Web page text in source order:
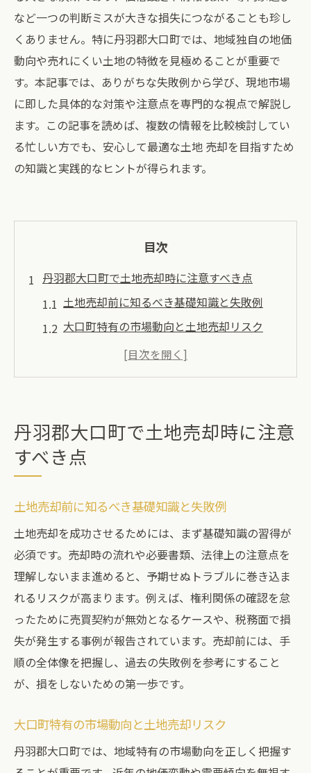
など一つの判断ミスが大きな損失につながることも珍し
くありません。特に丹羽郡大口町では、地域独自の地価
動向や売れにくい土地の特徴を見極めることが重要で
す。本記事では、ありがちな失敗例から学び、現地市場
に即した具体的な対策や注意点を専門的な視点で解説し
ます。この記事を読めば、複数の情報を比較検討してい
る忙しい方でも、安心して最適な土地 売却を目指すため
の知識と実践的なヒントが得られます。
目次
丹羽郡大口町で土地売却時に注意すべき点
土地売却前に知るべき基礎知識と失敗例
大口町特有の市場動向と土地売却リスク
土地売却で見落としがちな価格設定の注意
土地売却の情報収集で重視すべき項目とは
売却時期の見極めと土地売却成功のコツ
土地売却の失敗を避けるための大切な心得
大口町の土地売却で役立つ事前準備の重要
性
売却活動で陥りやすい判断ミスと対処策
信頼できる専門家と連携する重要ポイント
土地売却後のトラブル予防策を徹底解説
売れない土地の特徴と対策を徹底解説
売れない土地の共通する特徴と原因とは
地価動向を踏まえた土地売却の対策事例
売れにくい土地を魅力的に見せる工夫
丹羽郡大口町で土地売却時に注意
すべき点
土地売却前に知るべき基礎知識と失敗例
土地売却を成功させるためには、まず基礎知識の習得が
必須です。売却時の流れや必要書類、法律上の注意点を
理解しないまま進めると、予期せぬトラブルに巻き込ま
れるリスクが高まります。例えば、権利関係の確認を怠
ったために売買契約が無効となるケースや、税務面で損
失が発生する事例が報告されています。売却前には、手
順の全体像を把握し、過去の失敗例を参考にすること
が、損をしないための第一歩です。
大口町特有の市場動向と土地売却リスク
丹羽郡大口町では、地域特有の市場動向を正しく把握す